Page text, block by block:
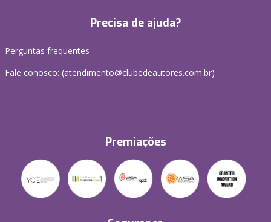
Precisa de ajuda?
Perguntas frequentes
Fale conosco: (atendimento@clubedeautores.com.br)
Premiações